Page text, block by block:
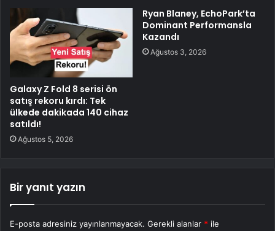
Galaxy Z Fold 8 serisi ön
satış rekoru kırdı: Tek
ülkede dakikada 140 cihaz
satıldı!
Ağustos 5, 2026
Ryan Blaney, EchoPark’ta
Dominant Performansla
Kazandı
Ağustos 3, 2026
Bir yanıt yazın
E-posta adresiniz yayınlanmayacak. Gerekli alanlar * ile